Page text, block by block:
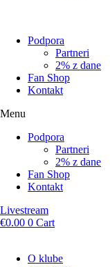
Podpora
Partneri
2% z dane
Fan Shop
Kontakt
Menu
Podpora
Partneri
2% z dane
Fan Shop
Kontakt
Livestream
€0.00 0 Cart
O klube